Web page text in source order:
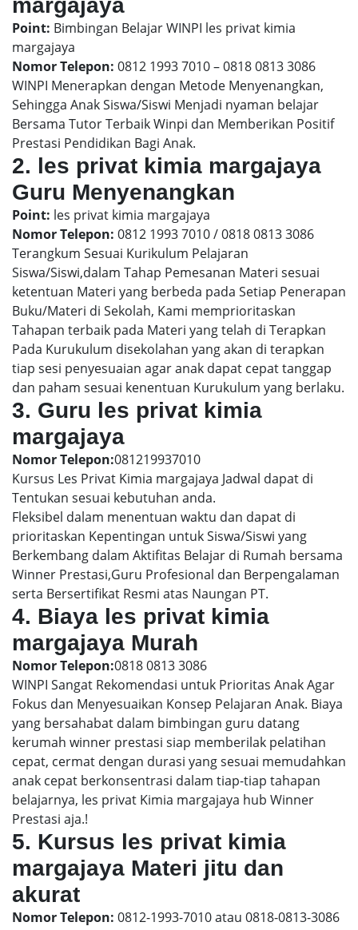
margajaya
Point: Bimbingan Belajar WINPI les privat kimia
margajaya
Nomor Telepon: 0812 1993 7010 – 0818 0813 3086
WINPI Menerapkan dengan Metode Menyenangkan,
Sehingga Anak Siswa/Siswi Menjadi nyaman belajar
Bersama Tutor Terbaik Winpi dan Memberikan Positif
Prestasi Pendidikan Bagi Anak.
2. les privat kimia margajaya
Guru Menyenangkan
Point: les privat kimia margajaya
Nomor Telepon: 0812 1993 7010 / 0818 0813 3086
Terangkum Sesuai Kurikulum Pelajaran
Siswa/Siswi,dalam Tahap Pemesanan Materi sesuai
ketentuan Materi yang berbeda pada Setiap Penerapan
Buku/Materi di Sekolah, Kami memprioritaskan
Tahapan terbaik pada Materi yang telah di Terapkan
Pada Kurukulum disekolahan yang akan di terapkan
tiap sesi penyesuaian agar anak dapat cepat tanggap
dan paham sesuai kenentuan Kurukulum yang berlaku.
3. Guru les privat kimia
margajaya
Nomor Telepon:081219937010
Kursus Les Privat Kimia margajaya Jadwal dapat di
Tentukan sesuai kebutuhan anda.
Fleksibel dalam menentuan waktu dan dapat di
prioritaskan Kepentingan untuk Siswa/Siswi yang
Berkembang dalam Aktifitas Belajar di Rumah bersama
Winner Prestasi,Guru Profesional dan Berpengalaman
serta Bersertifikat Resmi atas Naungan PT.
4. Biaya les privat kimia
margajaya Murah
Nomor Telepon:0818 0813 3086
WINPI Sangat Rekomendasi untuk Prioritas Anak Agar
Fokus dan Menyesuaikan Konsep Pelajaran Anak. Biaya
yang bersahabat dalam bimbingan guru datang
kerumah winner prestasi siap memberilak pelatihan
cepat, cermat dengan durasi yang sesuai memudahkan
anak cepat berkonsentrasi dalam tiap-tiap tahapan
belajarnya, les privat Kimia margajaya hub Winner
Prestasi aja.!
5. Kursus les privat kimia
margajaya Materi jitu dan
akurat
Nomor Telepon: 0812-1993-7010 atau 0818-0813-3086